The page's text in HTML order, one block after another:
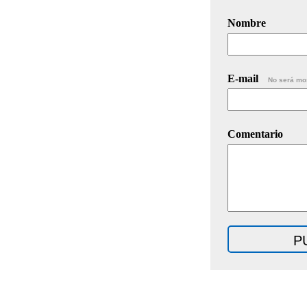
Nombre
E-mail No será
Comentario